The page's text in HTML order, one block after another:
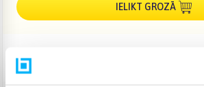
IELIKT GROZĀ